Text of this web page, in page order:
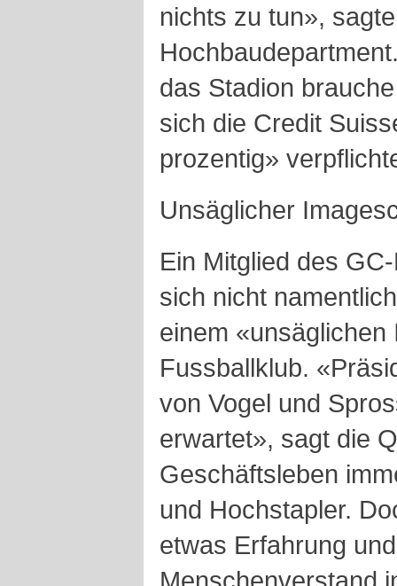
nichts zu tun»,
das Stadion
sich die Credit
prozentig»
Unsäglicher
Ein Mitglied des
sich nicht
einem
Fussballklub.
von Vogel und
erwartet», sagt die
Geschäftsleben
und Hochstapler.
etwas Erfahrung